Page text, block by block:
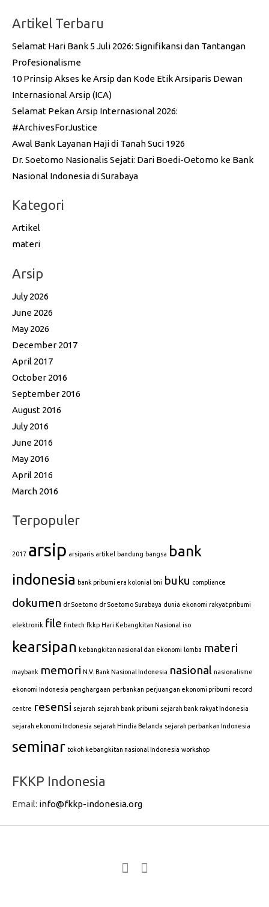
Artikel Terbaru
Selamat Hari Bank 5 Juli 2026: Signifikansi dan Tantangan
Profesionalisme
10 Prinsip Akses ke Arsip dan Kode Etik Arsiparis Dewan
Internasional Arsip (ICA)
Selamat Pekan Arsip Internasional 2026:
#ArchivesForJustice
Awal Bank Layanan Haji di Tanah Suci 1926
Dr. Soetomo Nasionalis Sejati: Dari Boedi-Oetomo ke Bank
Nasional Indonesia di Surabaya
Kategori
Artikel
materi
Arsip
July 2026
June 2026
May 2026
December 2017
April 2017
October 2016
September 2016
August 2016
July 2016
June 2016
May 2016
April 2016
March 2016
Terpopuler
2017 arsip arsiparis artikel bandung bangsa bank
indonesia bank pribumi era kolonial bni buku compliance
dokumen dr Soetomo dr Soetomo Surabaya dunia ekonomi rakyat pribumi
elektronik file fintech fkkp Hari Kebangkitan Nasional iso
kearsipan kebangkitan nasional dan ekonomi lomba materi
maybank memori N.V. Bank Nasional Indonesia nasional nasionalisme
ekonomi Indonesia penghargaan perbankan perjuangan ekonomi pribumi record
centre resensi sejarah sejarah bank pribumi sejarah bank rakyat Indonesia
sejarah ekonomi Indonesia sejarah Hindia Belanda sejarah perbankan Indonesia
seminar tokoh kebangkitan nasional Indonesia workshop
FKKP Indonesia
Email: info@fkkp-indonesia.org